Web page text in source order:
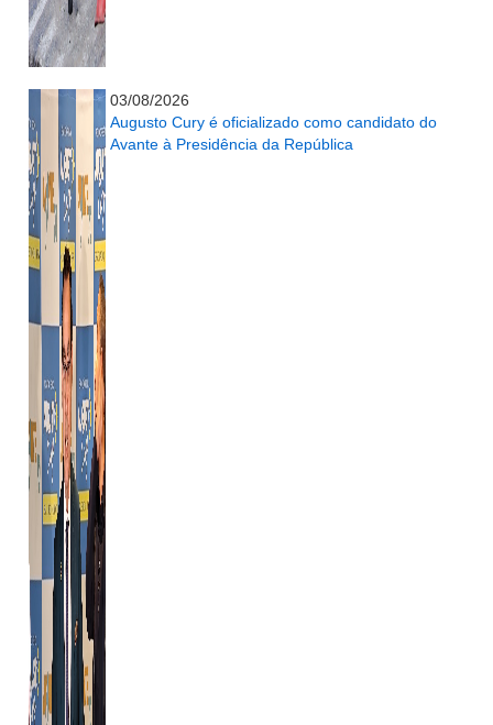
03/08/2026
Augusto Cury é oficializado como candidato do
Avante à Presidência da República